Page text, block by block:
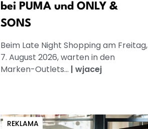
bei PUMA und ONLY &
SONS
Beim Late Night Shopping am Freitag,
7. August 2026, warten in den
Marken-Outlets... | wjacej
REKLAMA